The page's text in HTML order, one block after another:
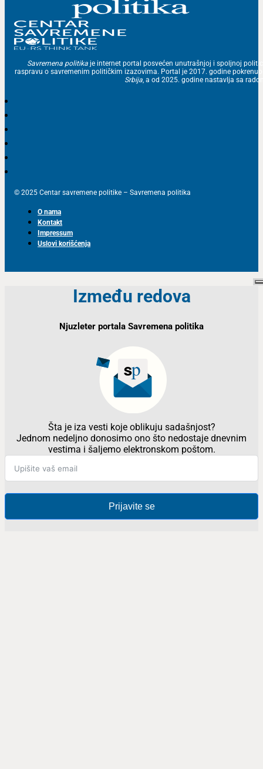
Savremena politika je internet portal posvećen unutrašnjoj i spoljnoj
raspravu o savremenim političkim izazovima. Portal je 2017. godine
Srbija, a od 2025. godine nastavlja sa
© 2025 Centar savremene politike – Savremena politika
O nama
Kontakt
Impressum
Uslovi korišćenja
Između redova
Njuzleter portala Savremena politika
Šta je iza vesti koje oblikuju sadašnjost?
Jednom nedeljno donosimo ono što nedostaje dnevnim
vestima i šaljemo elektronskom poštom.
Prijavite se